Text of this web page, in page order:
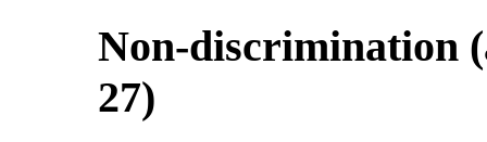
Non-discrimination
27)